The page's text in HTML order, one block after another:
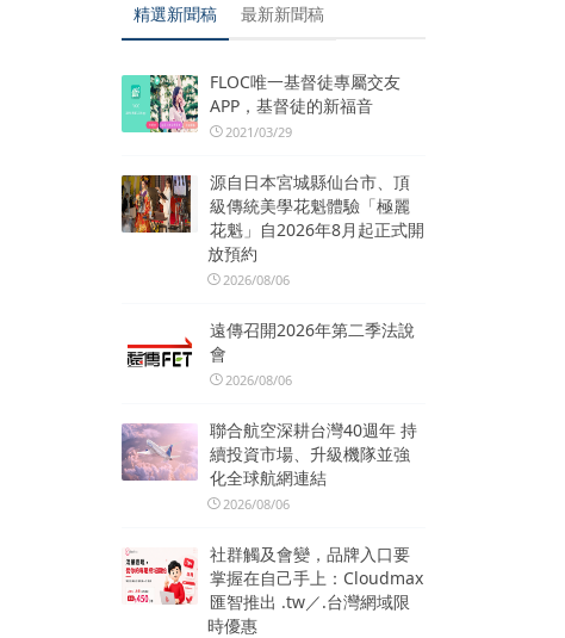
精選新聞稿 最新新聞稿
FLOC唯一基督徒專屬交友
APP，基督徒的新福音
2021/03/29
源自日本宮城縣仙台市、頂
級傳統美學花魁體驗「極麗
花魁」自2026年8月起正式開
放預約
2026/08/06
遠傳召開2026年第二季法說
會
2026/08/06
聯合航空深耕台灣40週年 持
續投資市場、升級機隊並強
化全球航網連結
2026/08/06
社群觸及會變，品牌入口要
掌握在自己手上：Cloudmax
匯智推出 .tw／.台灣網域限
時優惠